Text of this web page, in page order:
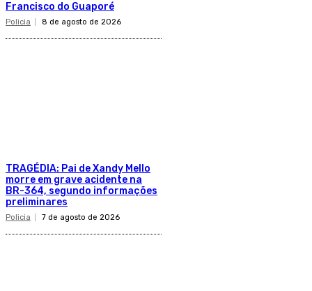
Francisco do Guaporé
Policia 8 de agosto de 2026
TRAGÉDIA: Pai de Xandy Mello
morre em grave acidente na
BR-364, segundo informações
preliminares
Policia 7 de agosto de 2026